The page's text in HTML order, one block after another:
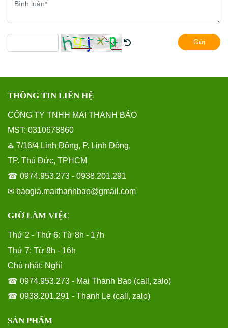
Gửi
THÔNG TIN LIÊN HỆ
CÔNG TY TNHH MAI THANH BẢO
MST: 0310678860
⛪ 7/16/4 Linh Đông, P. Linh Đông,
TP. Thủ Đức, TPHCM
☎ 0974.953.273 - 0938.201.291
✉ baogia.maithanhbao@gmail.com
GIỜ LÀM VIỆC
Thứ 2 - Thứ 6: Từ 8h - 17h
Thứ 7: Từ 8h - 16h
Chủ nhật: Nghỉ
☎ 0974.953.273 - Mai Thanh Bao (call, zalo)
☎ 0938.201.291 - Thanh Le (call, zalo)
SẢN PHẨM